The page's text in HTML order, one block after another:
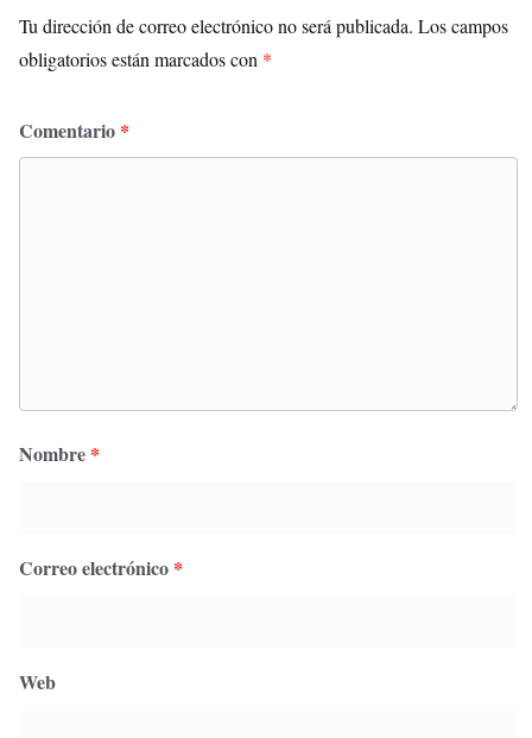
Tu dirección de correo electrónico no será publicada. Los campos
obligatorios están marcados con *
Comentario *
Nombre *
Correo electrónico *
Web